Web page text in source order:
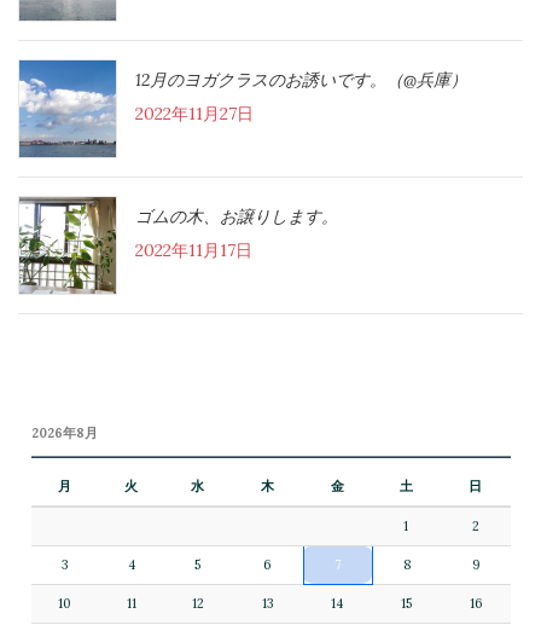
12月のヨガクラスのお誘いです。（@兵庫）
2022年11月27日
ゴムの木、お譲りします。
2022年11月17日
2026年8月
月 火 水 木 金 土 日
1 2
3 4 5 6 7 8 9
10 11 12 13 14 15 16